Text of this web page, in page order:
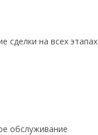
сделки на всех этапах
обслуживание